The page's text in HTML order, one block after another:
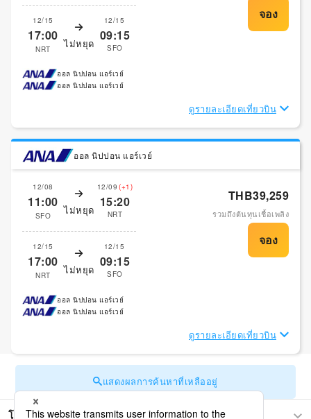
12/15
17:00
NRT ไม่หยุด
12/15
09:15
SFO
ออล นิปปอน แอร์เวย์
ออล นิปปอน แอร์เวย์
ดูรายละเอียดเที่ยวบิน
ออล นิปปอน แอร์เวย์
12/08
11:00
SFO ไม่หยุด
12/09 (+1)
15:20
NRT
12/15
17:00
NRT ไม่หยุด
12/15
09:15
SFO
THB39,259
รวมถึงต้นทุนเชื้อเพลิง
ออล นิปปอน แอร์เวย์
ออล นิปปอน แอร์เวย์
ดูรายละเอียดเที่ยวบิน
แสดงผลการค้นหาที่เหลืออยู่
โตเกียว